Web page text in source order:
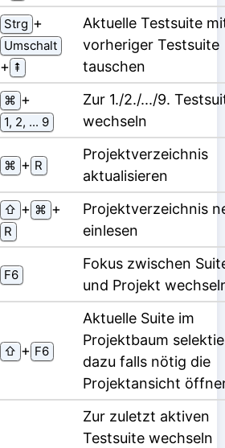
Strg ⁠+⁠
Umschalt
⁠+⁠ ⇞
Aktuelle Testsuite
vorheriger Testsuite
tauschen
⌘ ⁠+⁠
1, 2, ... 9
Zur 1./2./.../9.
wechseln
⌘ ⁠+⁠ R
Projektverzeichnis
aktualisieren
⇧ ⁠+⁠ ⌘ ⁠+⁠
R
Projektverzeichnis
einlesen
F6
Fokus zwischen
und Projekt
⇧ ⁠+⁠ F6
Aktuelle Suite im
Projektbaum
dazu falls nötig die
Projektansicht
Zur zuletzt aktiven
Testsuite wechseln